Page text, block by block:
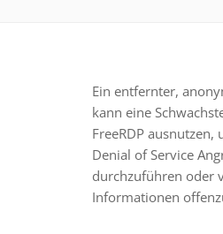
Ein entfernter,
kann eine
FreeRDP ausnutzen,
Denial of Service
durchzuführen oder
Informationen